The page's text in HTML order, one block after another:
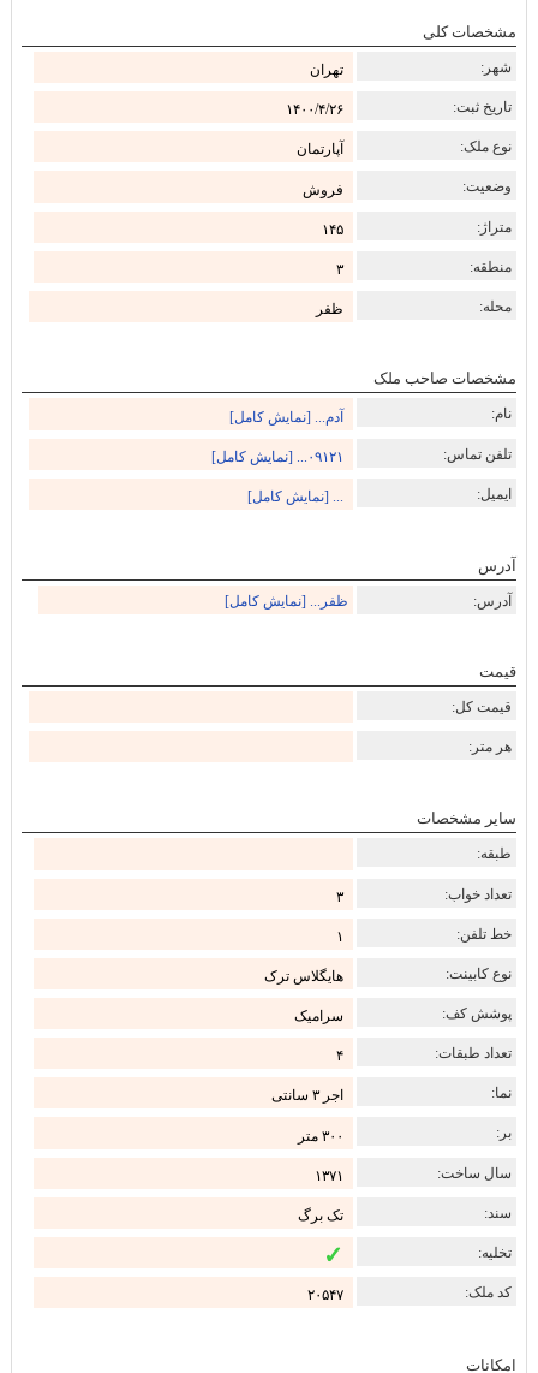
مشخصات کلی
شهر: تهران
تاریخ ثبت: ۱۴۰۰/۴/۲۶
نوع ملک: آپارتمان
وضعیت: فروش
متراژ: ۱۴۵
منطقه: ۳
محله: ظفر
مشخصات صاحب ملک
نام: آدم... [نمایش کامل]
تلفن تماس: ۰۹۱۲۱... [نمایش کامل]
ایمیل: ... [نمایش کامل]
آدرس
آدرس: ظفر... [نمایش کامل]
قیمت
قیمت کل:
هر متر:
سایر مشخصات
طبقه:
تعداد خواب: ۳
خط تلفن: ۱
نوع کابینت: هایگلاس ترک
پوشش کف: سرامیک
تعداد طبقات: ۴
نما: اجر ۳ سانتی
بر: ۳۰۰ متر
سال ساخت: ۱۳۷۱
سند: تک برگ
تخلیه: ✓
کد ملک: ۲۰۵۴۷
امکانات